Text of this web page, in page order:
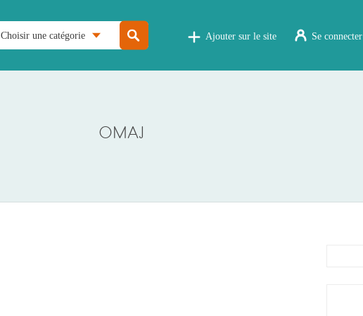
Choisir une catégorie Ajouter sur le site Se connecter
OMAJ